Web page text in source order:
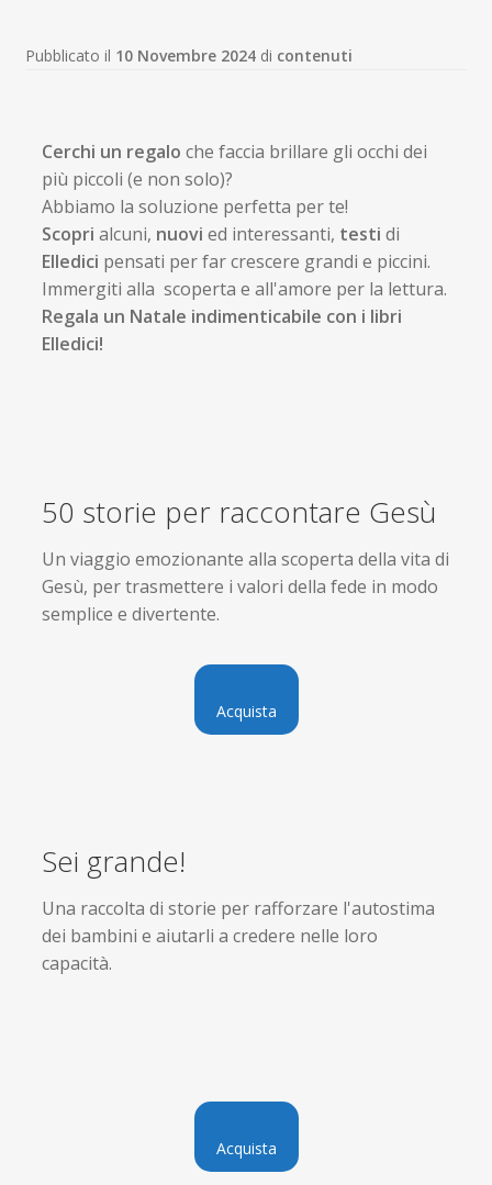
Pubblicato il 10 Novembre 2024 di contenuti
Cerchi un regalo che faccia brillare gli occhi dei
più piccoli (e non solo)?
Abbiamo la soluzione perfetta per te!
Scopri alcuni, nuovi ed interessanti, testi di
Elledici pensati per far crescere grandi e piccini.
Immergiti alla scoperta e all'amore per la lettura.
Regala un Natale indimenticabile con i libri
Elledici!
50 storie per raccontare Gesù
Un viaggio emozionante alla scoperta della vita di
Gesù, per trasmettere i valori della fede in modo
semplice e divertente.
Acquista
Sei grande!
Una raccolta di storie per rafforzare l'autostima
dei bambini e aiutarli a credere nelle loro
capacità.
Acquista